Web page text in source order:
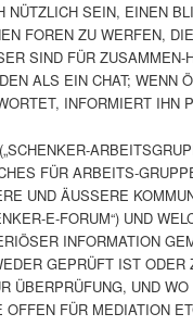
NÜTZLICH SEIN, EINEN
FOREN ZU WERFEN,
SIND FÜR ZUSAMMEN-
ALS EIN CHAT; WENN
INFORMIERT IHN
FÜR ARBEITS-
UND ÄUSSERE
E-FORUM“) UND
INFORMATION
GEPRÜFT IST ODER
ÜBERPRÜFUNG, UND WO
OFFEN FÜR MEDIATION